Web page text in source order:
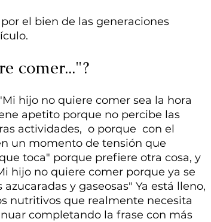
el bien de las generaciones
comer..."?
hijo no quiere comer sea la hora
apetito porque no percibe las
actividades,  o porque  con el
un momento de tensión que
toca" porque prefiere otra cosa, y
hijo no quiere comer porque ya se
y gaseosas" Ya está lleno,
nutritivos que realmente necesita
completando la frase con más